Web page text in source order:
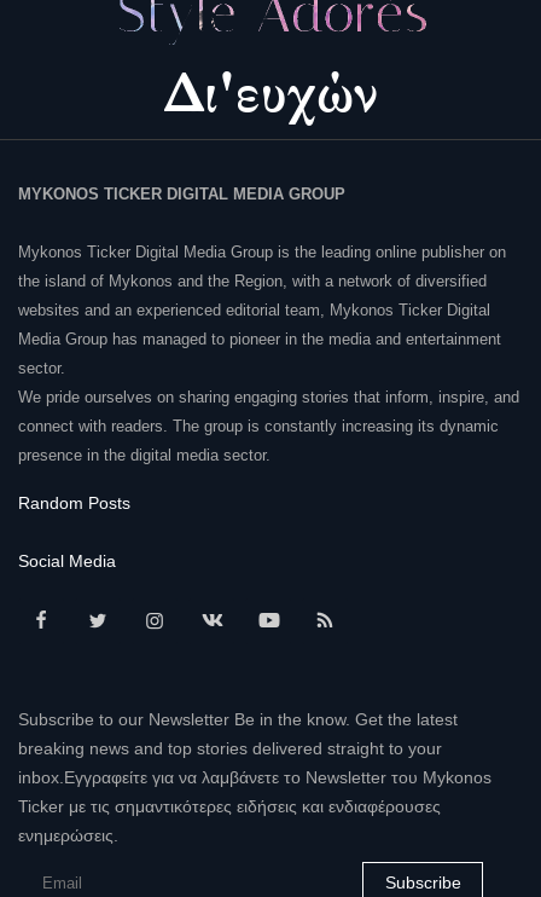
MYKONOS TICKER DIGITAL MEDIA GROUP
Mykonos Ticker Digital Media Group is the leading online publisher on
the island of Mykonos and the Region, with a network of diversified
websites and an experienced editorial team, Mykonos Ticker Digital
Media Group has managed to pioneer in the media and entertainment
sector.
We pride ourselves on sharing engaging stories that inform, inspire, and
connect with readers. The group is constantly increasing its dynamic
presence in the digital media sector.
Random Posts
Social Media
Subscribe to our Newsletter Be in the know. Get the latest
breaking news and top stories delivered straight to your
inbox.Εγγραφείτε για να λαμβάνετε το Newsletter του Mykonos
Ticker με τις σημαντικότερες ειδήσεις και ενδιαφέρουσες
ενημερώσεις.
Subscribe